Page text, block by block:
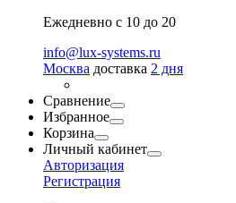
Ежедневно с 10 до 20
info@lux-systems.ru
Москва доставка 2 дня
Сравнение
Избранное
Корзина
Личный кабинет
Авторизация
Регистрация